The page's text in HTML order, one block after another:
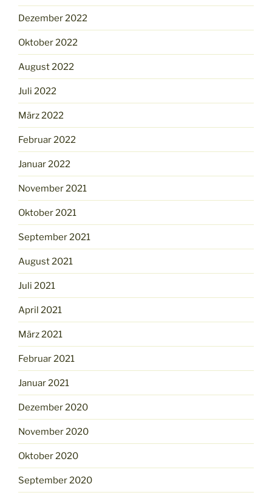
Dezember 2022
Oktober 2022
August 2022
Juli 2022
März 2022
Februar 2022
Januar 2022
November 2021
Oktober 2021
September 2021
August 2021
Juli 2021
April 2021
März 2021
Februar 2021
Januar 2021
Dezember 2020
November 2020
Oktober 2020
September 2020